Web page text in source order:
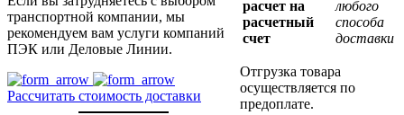
транспортной компании, мы
рекомендуем вам услуги компаний
ПЭК или Деловые Линии.
Рассчитать стоимость доставки
расчет на
расчетный
счет
любого
способа
доставки
Отгрузка товара
осуществляется по
предоплате.